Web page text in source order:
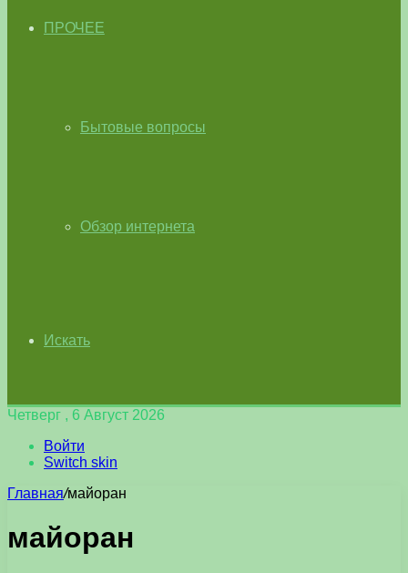
ПРОЧЕЕ
Бытовые вопросы
Обзор интернета
Искать
Четверг , 6 Август 2026
Войти
Switch skin
Главная/майоран
майоран